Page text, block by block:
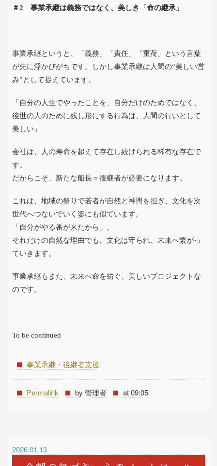
＃2 事業承継は義務ではなく、美しき「命の継承」
事業承継というと、「義務」「責任」「重荷」という言葉
が先に浮かびがちです。しかし事業承継は人間の“美しい営
み”として捉えています。
「自分の人生でやったことを、自分だけのためではなく、
後世の人のために残し形にする行為は、人間の行いとして
美しい」
会社は、人の寿命を超えて存在し続けられる稀有な存在で
す。
だからこそ、新たな船長＝後継者が必要になります。
これは、地域の祭りで若者が自然と神輿を担ぎ、文化を次
世代へつないでいく姿にも似ています。
「自分がやる番が来たから」。
それだけの自然な理由でも、文化は守られ、未来へ繋がっ
ていきます。
事業承継もまた、未来へ命を紡ぐ、美しいプロジェクトな
のです。
To be continued
事業承継・後継者支援
Permalink by 管理者 at 09:05
2026.01.13